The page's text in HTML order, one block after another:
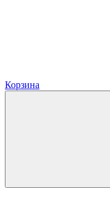
Корзина